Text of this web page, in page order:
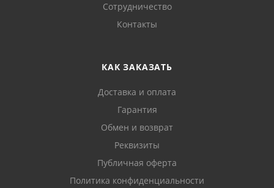
Сотрудничество
Контакты
КАК ЗАКАЗАТЬ
Доставка и оплата
Гарантия
Обмен и возврат
Реквизиты
Публичная оферта
Политика конфиденциальности